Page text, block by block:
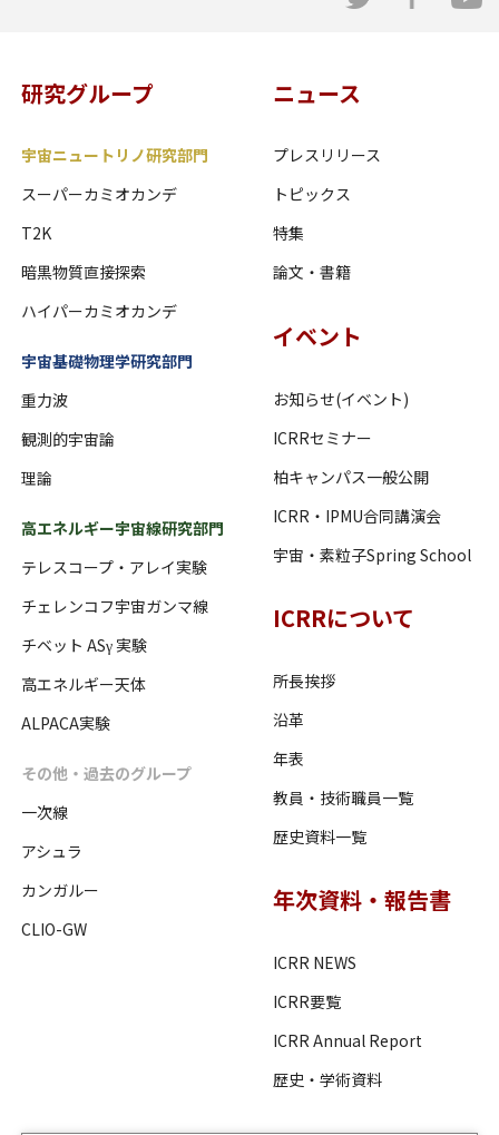
研究グループ
宇宙ニュートリノ研究部門
スーパーカミオカンデ
T2K
暗黒物質直接探索
ハイパーカミオカンデ
宇宙基礎物理学研究部門
重力波
観測的宇宙論
理論
高エネルギー宇宙線研究部門
テレスコープ・アレイ実験
チェレンコフ宇宙ガンマ線
チベット ASγ 実験
高エネルギー天体
ALPACA実験
その他・過去のグループ
一次線
アシュラ
カンガルー
CLIO-GW
ニュース
プレスリリース
トピックス
特集
論文・書籍
イベント
お知らせ(イベント)
ICRRセミナー
柏キャンパス一般公開
ICRR・IPMU合同講演会
宇宙・素粒子Spring School
ICRRについて
所長挨拶
沿革
年表
教員・技術職員一覧
歴史資料一覧
年次資料・報告書
ICRR NEWS
ICRR要覧
ICRR Annual Report
歴史・学術資料